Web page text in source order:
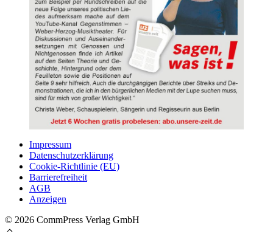
Impressum
Datenschutzerklärung
Cookie-Richtlinie (EU)
Barrierefreiheit
AGB
Anzeigen
© 2026 CommPress Verlag GmbH